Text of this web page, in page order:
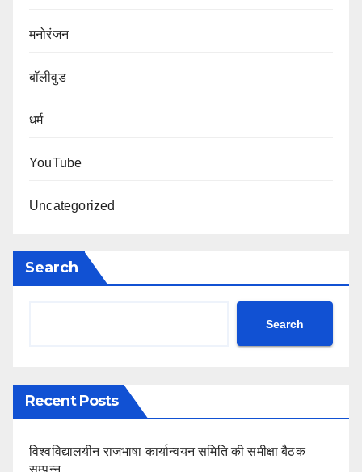
मनोरंजन
बॉलीवुड
धर्म
YouTube
Uncategorized
Search
Search
Recent Posts
विश्वविद्यालयीन राजभाषा कार्यान्वयन समिति की समीक्षा बैठक
सम्पन्न